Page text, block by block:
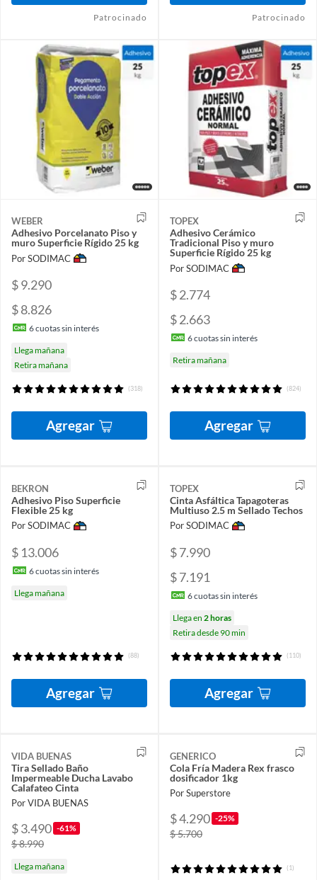
Patrocinado Patrocinado
WEBER
Adhesivo Porcelanato Piso y
muro Superficie Rígido 25 kg
Por SODIMAC
$ 9.290
$ 8.826
6cuotas sin interés
Llega mañana
Retira mañana
(318)
Agregar
TOPEX
Adhesivo Cerámico
Tradicional Piso y muro
Superficie Rígido 25 kg
Por SODIMAC
$ 2.774
$ 2.663
6cuotas sin interés
Retira mañana
(824)
Agregar
BEKRON
Adhesivo Piso Superficie
Flexible 25 kg
Por SODIMAC
$ 13.006
6cuotas sin interés
Llega mañana
(88)
Agregar
TOPEX
Cinta Asfáltica Tapagoteras
Multiuso 2.5 m Sellado Techos
Por SODIMAC
$ 7.990
$ 7.191
6cuotas sin interés
Llega en 2 horas
Retira desde 90 min
(110)
Agregar
VIDA BUENAS
Tira Sellado Baño
Impermeable Ducha Lavabo
Calafateo Cinta
Por VIDA BUENAS
$ 3.490 -61%
$ 8.990
Llega mañana
GENERICO
Cola Fría Madera Rex frasco
dosificador 1kg
Por Superstore
$ 4.290 -25%
$ 5.700
(1)